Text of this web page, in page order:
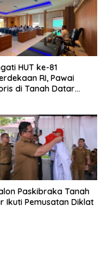
HUT ke-81
RI, Pawai
di Tanah Datar
Paskibraka Tanah
Ikuti Pemusatan Diklat